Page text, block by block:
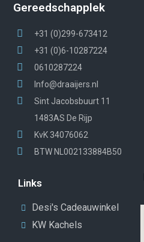
Gereedschapplek
+31 (0)299-673412
+31 (0)6-10287224
0610287224
Info@draaijers.nl
Sint Jacobsbuurt 11
1483AS De Rijp
KvK 34076062
BTW NL002133884B50
Links
Desi's Cadeauwinkel
KW Kachels